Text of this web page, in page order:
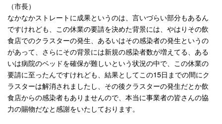
（市長）
なかなかストレートに成果というのは、言いづらい部分もあるん
ですけれども、この休業の要請を決めた背景には、やはりその飲
食店でのクラスターの発生、あるいはその感染者の発生というの
があって、さらにその背景には新規の感染者数が増えてる、ある
いは病院のベッドを確保が難しいという状況の中で、この休業の
要請に至ったんですけれども、結果としてこの15日までの間にク
ラスターは解消されましたし、その後クラスターの発生だとか飲
食店からの感染者もありませんので、本当に事業者の皆さんの協
力の賜物だなと感謝をいたしております。